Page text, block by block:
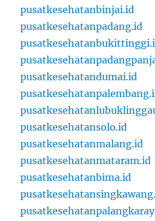
pusatkesehatanbinjai.id
pusatkesehatanpadang.id
pusatkesehatandumai.id
pusatkesehatansolo.id
pusatkesehatanmalang.id
pusatkesehatanmataram.id
pusatkesehatanbima.id